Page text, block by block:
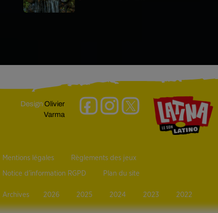
DesignOlivier
Varma
Mentions légales Règlements des jeux
Notice d’information RGPD Plan du site
Archives 2026 2025 2024 2023 2022